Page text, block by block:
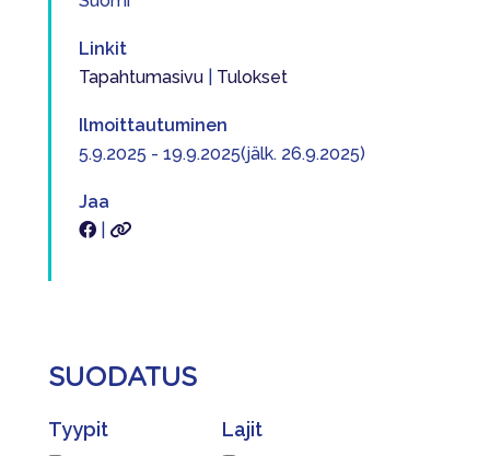
Linkit
Tapahtumasivu
Tulokset
Ilmoittautuminen
5.9.2025 - 19.9.2025(jälk. 26.9.2025)
Jaa
SUODATUS
Tyypit Lajit